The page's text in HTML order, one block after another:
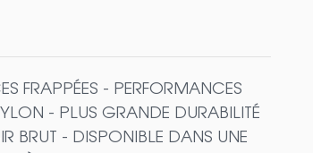
FRAPPÉES - PERFORMANCES
- PLUS GRANDE DURABILITÉ
BRUT - DISPONIBLE DANS UNE